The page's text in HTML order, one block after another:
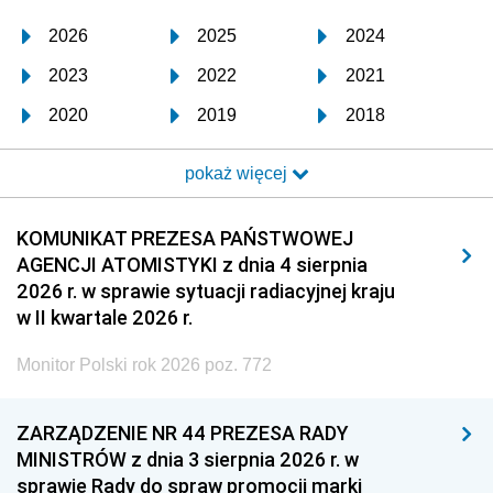
2026 2025 2024
2023 2022 2021
2020 2019 2018
2017 2016 2015
2014 2013 2012
2011 2010 2009
2008 2007 2006
2005
1996 1995 1994
1993 1992 1991
pokaż więcej
KOMUNIKAT PREZESA PAŃSTWOWEJ
AGENCJI ATOMISTYKI z dnia 4 sierpnia
2026 r. w sprawie sytuacji radiacyjnej kraju
w II kwartale 2026 r.
Monitor Polski rok 2026 poz. 772
ZARZĄDZENIE NR 44 PREZESA RADY
MINISTRÓW z dnia 3 sierpnia 2026 r. w
sprawie Rady do spraw promocji marki